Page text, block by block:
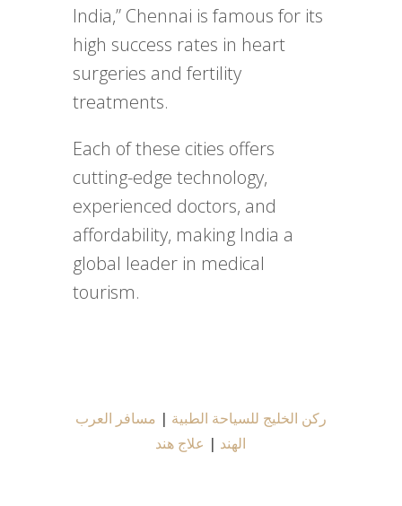
India,” Chennai is famous for its
high success rates in heart
surgeries and fertility
treatments.
Each of these cities offers
cutting-edge technology,
experienced doctors, and
affordability, making India a
global leader in medical
tourism.
ركن الخليج للسياحة الطبية | مسافر العرب
الهند | علاج هند